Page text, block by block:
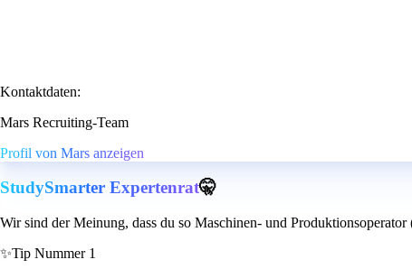
Kontaktdaten:
Mars Recruiting-Team
Profil von Mars anzeigen
StudySmarter Expertenrat🤫
Wir sind der Meinung, dass du so Maschinen- und
✨Tip Nummer 1